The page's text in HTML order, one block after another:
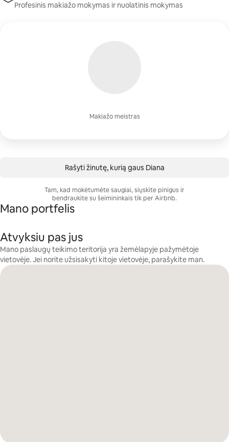
Makiažo meistras
Profesinis makiažo mokymas ir nuolatinis mokymas
Rašyti žinutę, kurią gaus Diana
Tam, kad mokėtumėte saugiai, siųskite pinigus ir
bendraukite su šeimininkais tik per Airbnb.
Mano portfelis
Atvyksiu pas jus
Mano paslaugų teikimo teritorija yra žemėlapyje pažymėtoje
vietovėje. Jei norite užsisakyti kitoje vietovėje, parašykite man.